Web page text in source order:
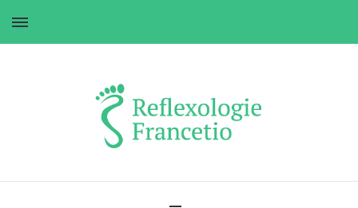
Réflexologie Francetio